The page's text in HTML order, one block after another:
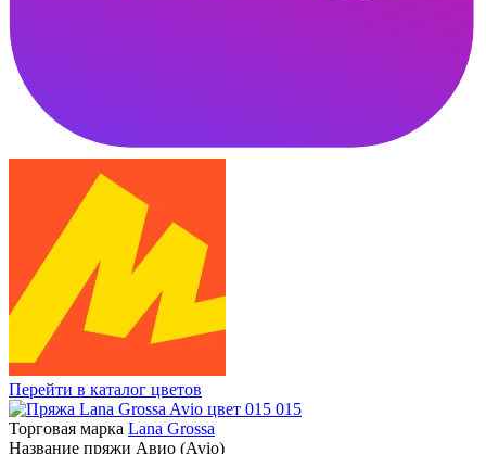
Перейти в каталог цветов
015
Торговая марка Lana Grossa
Название пряжи Авио (Avio)